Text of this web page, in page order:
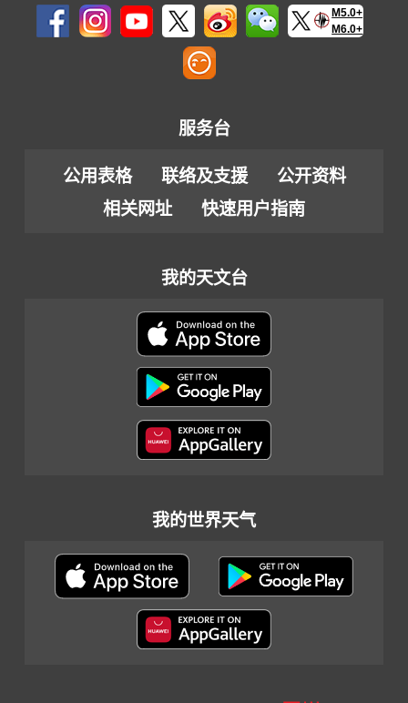
M5.0+
M6.0+
服务台
公用表格 联络及支援
公开资料
相关网址
快速用户指南
我的天文台
我的世界天气